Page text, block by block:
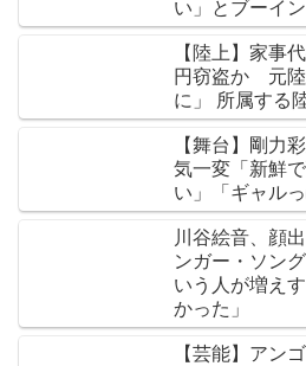
い」とブーイ
【陸上】家事
円窃盗か 元陸
に」 所属する
【舞台】剛力
気一変「新鮮
い」「ギャル
川谷絵音、顔
ンガー・ソン
いう人が増え
かった」
【芸能】アン